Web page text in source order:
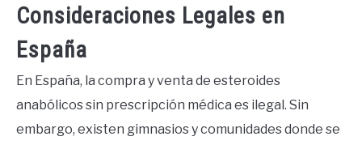
Consideraciones Legales en
España
En España, la compra y venta de esteroides
anabólicos sin prescripción médica es ilegal. Sin
embargo, existen gimnasios y comunidades donde se